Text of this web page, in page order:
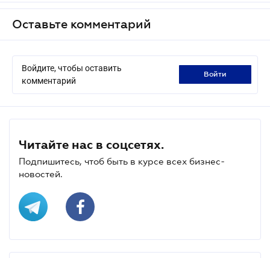
Оставьте комментарий
Войдите, чтобы оставить
комментарий
войти
Читайте нас в соцсетях.
Подпишитесь, чтоб быть в курсе всех бизнес-
новостей.